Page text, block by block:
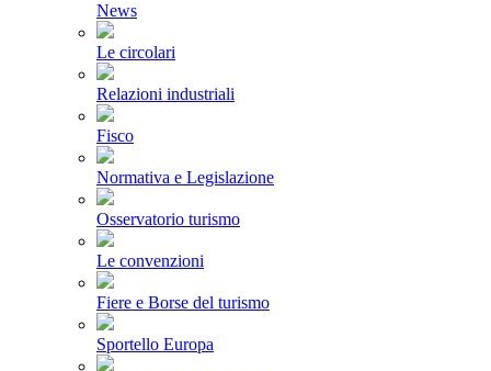
News
Le circolari
Relazioni industriali
Fisco
Normativa e Legislazione
Osservatorio turismo
Le convenzioni
Fiere e Borse del turismo
Sportello Europa